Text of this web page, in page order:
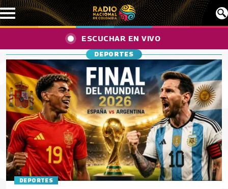
Pasar al contenido principal
ESCUCHAR EN VIVO
DEPORTES
DEPORTES